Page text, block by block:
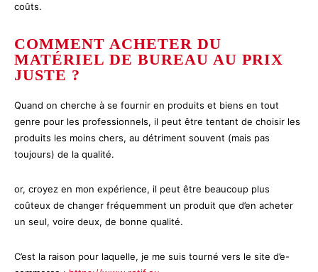
coûts.
COMMENT ACHETER DU
MATÉRIEL DE BUREAU AU PRIX
JUSTE ?
Quand on cherche à se fournir en produits et biens en tout
genre pour les professionnels, il peut être tentant de choisir les
produits les moins chers, au détriment souvent (mais pas
toujours) de la qualité.
or, croyez en mon expérience, il peut être beaucoup plus
coûteux de changer fréquemment un produit que d’en acheter
un seul, voire deux, de bonne qualité.
C’est la raison pour laquelle, je me suis tourné vers le site d’e-